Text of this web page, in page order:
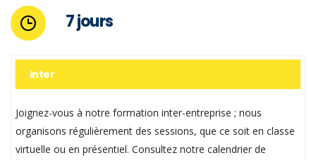
7 jours
inter
Joignez-vous à notre formation inter-entreprise ; nous
organisons régulièrement des sessions, que ce soit en classe
virtuelle ou en présentiel. Consultez notre calendrier de